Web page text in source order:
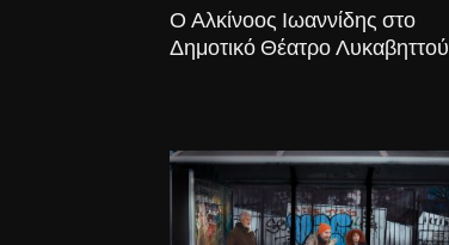
Ο Αλκίνοος Ιωαννίδης στο
Δημοτικό Θέατρο Λυκαβηττού